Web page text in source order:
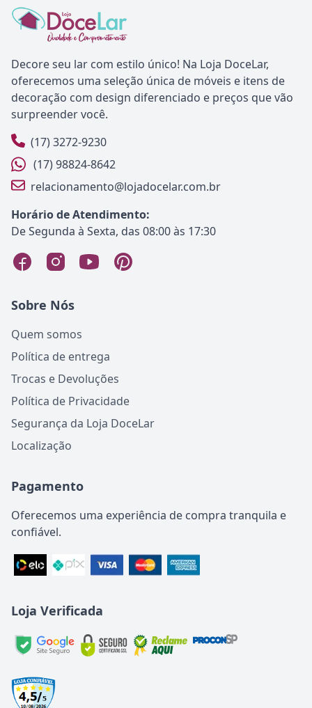
Decore seu lar com estilo único! Na Loja DoceLar,
oferecemos uma seleção única de móveis e itens de
decoração com design diferenciado e preços que vão
surpreender você.
(17) 3272-9230
(17) 98824-8642
relacionamento@lojadocelar.com.br
Horário de Atendimento:
De Segunda à Sexta, das 08:00 às 17:30
Sobre Nós
Quem somos
Política de entrega
Trocas e Devoluções
Política de Privacidade
Segurança da Loja DoceLar
Localização
Pagamento
Oferecemos uma experiência de compra tranquila e
confiável.
Loja Verificada